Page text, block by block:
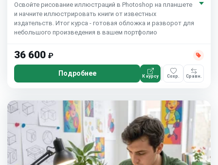
Освойте рисование иллюстраций в Photoshop на планшете
и начните иллюстрировать книги от известных
издательств. Итог курса - готовая обложка и разворот для
небольшого произведения в вашем портфолио
36 600 ₽
Подробнее К курсу Сохр. Сравн.